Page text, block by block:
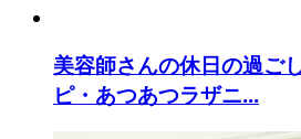
美容師さんの休日の過ご
ピ・あつあつラザニ...